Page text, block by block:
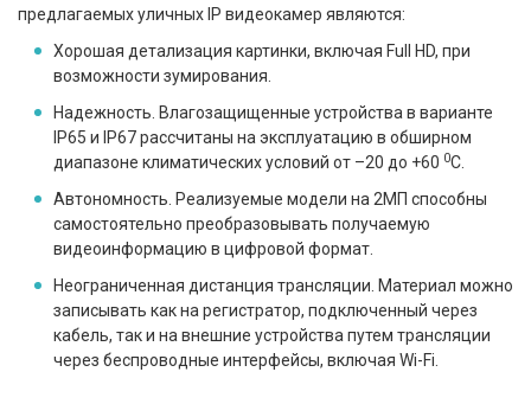
предлагаемых уличных IP видеокамер являются:
Хорошая детализация картинки, включая Full HD, при
возможности зумирования.
Надежность. Влагозащищенные устройства в варианте
IP65 и IP67 рассчитаны на эксплуатацию в обширном
диапазоне климатических условий от –20 до +60 0С.
Автономность. Реализуемые модели на 2МП способны
самостоятельно преобразовывать получаемую
видеоинформацию в цифровой формат.
Неограниченная дистанция трансляции. Материал можно
записывать как на регистратор, подключенный через
кабель, так и на внешние устройства путем трансляции
через беспроводные интерфейсы, включая Wi-Fi.